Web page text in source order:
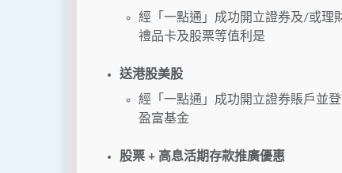
經「一點通」成功開立證券及/或理
禮品卡及股票等值利是
送港股美股
經「一點通」成功開立證券賬戶並
盈富基金
股票 + 高息活期存款推廣優惠